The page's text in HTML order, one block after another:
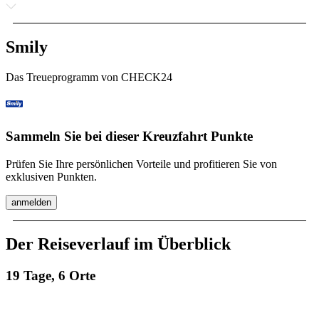
Smily
Das Treueprogramm von CHECK24
Sammeln Sie bei dieser Kreuzfahrt Punkte
Prüfen Sie Ihre persönlichen Vorteile und profitieren Sie von
exklusiven Punkten.
anmelden
Der Reiseverlauf im Überblick
19 Tage, 6 Orte